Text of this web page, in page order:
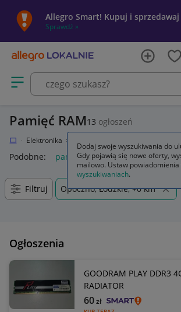
Allegro Smart! Kupuj i sprzedawaj
Sprawdź »
Otwórz menu z kategoriami
Pamięć RAM13 ogłoszeń
Elektronika
Podobne: pamięć ram pamięć ram ddr5
Filtruj Opoczno, Łódzkie, +0 km
Ogłoszenia
GOODRAM PLAY DDR3
RADIATOR
60zł
Dodaj swoje wyszukiwania do
Gdy pojawią się nowe oferty,
mailowo. Ustaw powiadomienia
wyszukiwaniach.